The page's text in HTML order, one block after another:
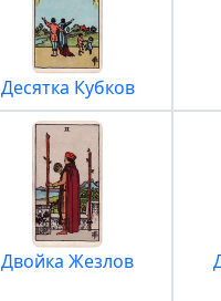
Десятка Кубков
Двойка Жезлов